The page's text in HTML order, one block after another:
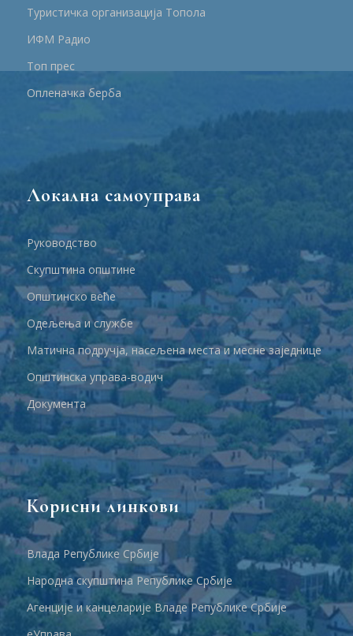
Туристичка организација Топола
ИФМ Радио
Топ прес
Опленачка берба
Локална самоуправа
Руководство
Скупштина општине
Општинско веће
Одељења и службе
Матична подручја, насељена места и месне заједнице
Општинска управа-водич
Документа
Корисни линкови
Влада Републике Србије
Народна скупштина Републике Србије
Агенције и канцеларије Владе Републике Србије